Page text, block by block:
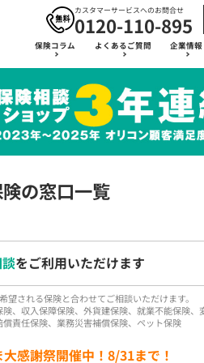
カスタマーサービスへのお問合せ
0120-110-895
保険コラム よくあるご質問 企業情報
の窓口一覧
をご利用いただけます
される保険と合わせてご相談いただけます。
、収入保障保険、外貨建保険、就業不能保険
責任保険、業務災害補償保険、ペット保険
感謝祭開催中！8/31まで！